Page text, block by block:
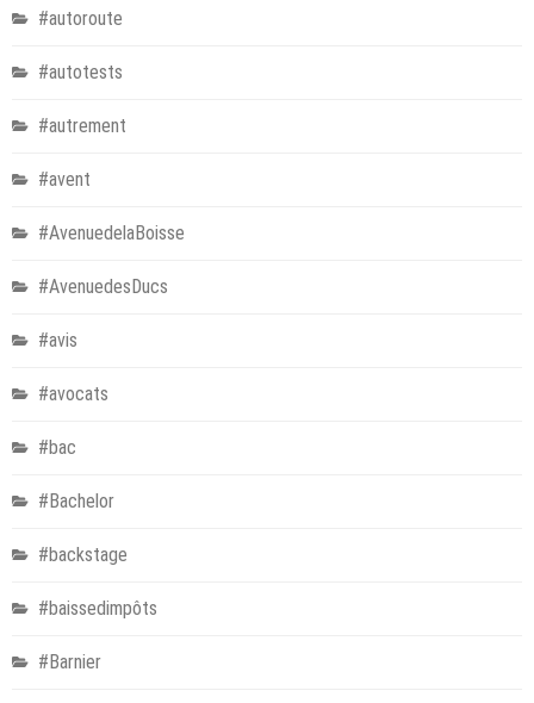
#autoroute
#autotests
#autrement
#avent
#AvenuedelaBoisse
#AvenuedesDucs
#avis
#avocats
#bac
#Bachelor
#backstage
#baissedimpôts
#Barnier